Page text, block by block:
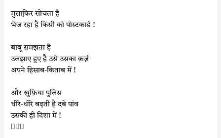
मुसाफि़र सोचता है
भेज रहा है किसी को पोस्टकार्ड !
बाबू समझता है
उलझाए हुए है उसे उसका क़र्ज़
अपने हिसाब-किताब में !
और खुफ़िया पुलिस
धीरे-धीरे बढ़ती है दबे पांव
उसकी ही दिशा में !
